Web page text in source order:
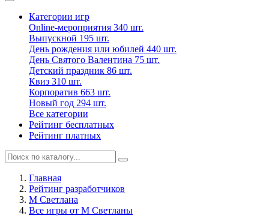
Категории игр
Online-мероприятия 340 шт.
Выпускной 195 шт.
День рождения или юбилей 440 шт.
День Святого Валентина 75 шт.
Детский праздник 86 шт.
Квиз 310 шт.
Корпоратив 663 шт.
Новый год 294 шт.
Все категории
Рейтинг бесплатных
Рейтинг платных
Главная
Рейтинг разработчиков
М Светлана
Все игры от М Светланы